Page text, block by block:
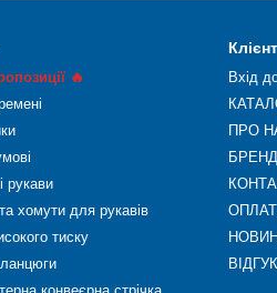
🔥
рукави
хомути для рукавів
тиску
Вхід
ПРО